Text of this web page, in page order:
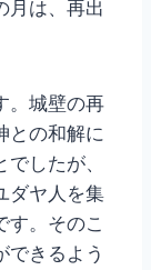
月は、再出
。城壁の再
との和解に
したが、
ダヤ人を集
す。そのこ
できるよう